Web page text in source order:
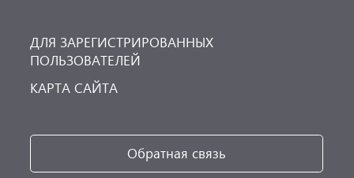
ДЛЯ ЗАРЕГИСТРИРОВАННЫХ
ПОЛЬЗОВАТЕЛЕЙ
КАРТА САЙТА
Обратная связь